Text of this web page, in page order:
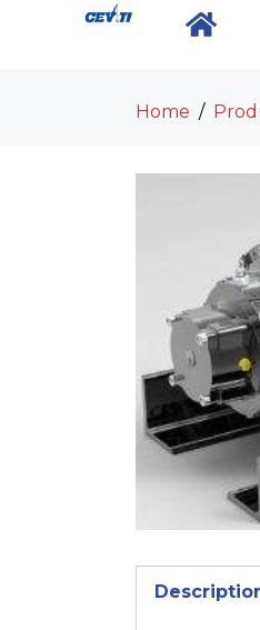
EPHL
Home